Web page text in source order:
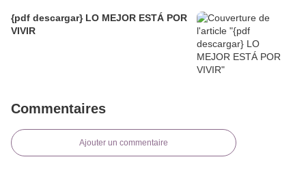
{pdf descargar} LO MEJOR ESTÁ POR
VIVIR
Commentaires
Ajouter un commentaire